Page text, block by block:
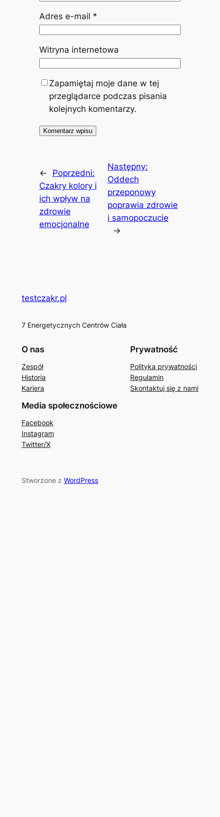
Adres e-mail *
Witryna internetowa
Zapamiętaj moje dane w tej
przeglądarce podczas pisania
kolejnych komentarzy.
←
Poprzedni:
Czakry kolory i
ich wpływ na
zdrowie
emocjonalne
Następny:
Oddech
przeponowy
poprawia zdrowie
i samopoczucie
→
testczakr.pl
7 Energetycznych Centrów Ciała
O nas
Zespół
Historia
Kariera
Prywatność
Polityka prywatności
Regulamin
Skontaktuj się z nami
Media społecznościowe
Facebook
Instagram
Twitter/X
Stworzone z WordPress